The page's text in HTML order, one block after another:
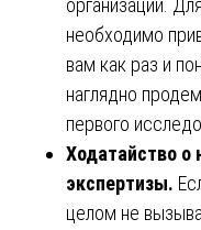
организации.
необходимо
вам как раз и
наглядно
первого
Ходатайство о
экспертизы.
целом не